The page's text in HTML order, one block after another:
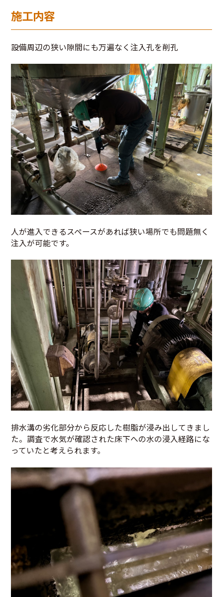
施工内容
設備周辺の狭い隙間にも万遍なく注入孔を削孔
人が進入できるスペースがあれば狭い場所でも問題無く
注入が可能です。
排水溝の劣化部分から反応した樹脂が浸み出してきまし
た。調査で水気が確認された床下への水の浸入経路にな
っていたと考えられます。